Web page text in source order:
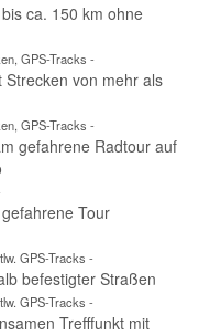
ca. 150 km ohne
GPS-Tracks -
Strecken von mehr als
GPS-Tracks -
gefahrene Radtour auf
Tour
GPS-Tracks -
befestigter Straßen
GPS-Tracks -
Trefffunkt mit